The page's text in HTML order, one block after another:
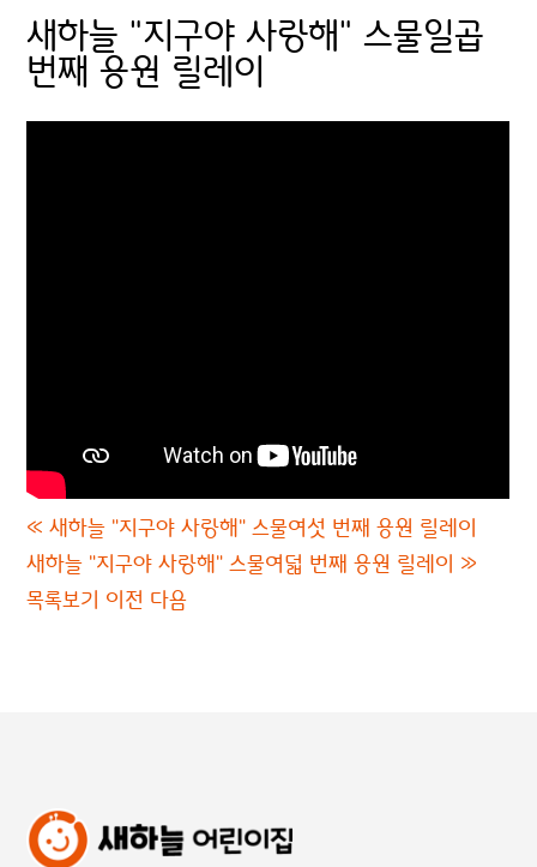
새하늘 "지구야 사랑해" 스물일곱
번째 응원 릴레이
« 새하늘 "지구야 사랑해" 스물여섯 번째 응원 릴레이
새하늘 "지구야 사랑해" 스물여덟 번째 응원 릴레이 »
목록보기 이전 다음